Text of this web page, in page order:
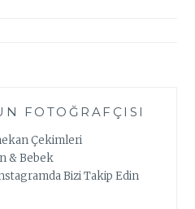
FOTOĞRAFÇISI
Çekimleri
& Bebek
Bizi Takip Edin